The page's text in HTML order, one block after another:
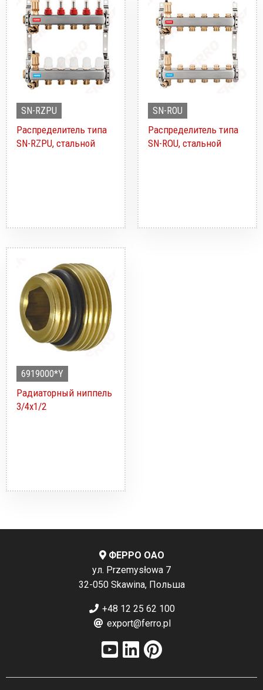
SN-RZPU
Распределитель типа
SN-RZPU, стальной
SN-ROU
Распределитель типа
SN-ROU, стальной
6919000*Y
Радиаторный ниппель
3/4x1/2
ФЕРРО ОАО
ул. Przemysłowa 7
32-050 Skawina, Польша
+48 12 25 62 100
export@ferro.pl